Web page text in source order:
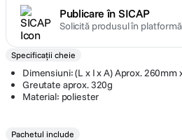
10 Publicare în SICAP
Solicită produsul în
Specificații cheie
Dimensiuni: (L x I x A) Aprox.
Greutate aprox. 320g
Material: poliester
Pachetul include